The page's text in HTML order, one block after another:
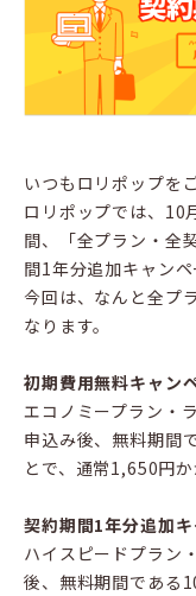
いつもロリポップを
ロリポップでは、10
間、「全プラン・全
間1年分追加キャンペ
今回は、なんと全プ
なります。
初期費用無料キャン
エコノミープラン・
申込み後、無料期間
とで、通常1,650円
契約期間1年分追加キ
ハイスピードプラン
後、無料期間である